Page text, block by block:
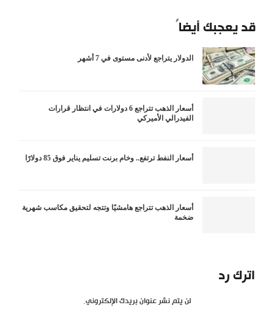
قد يعجبك أيضاً
الدولار يتراجع لأدنى مستوى في 7 أشهر
أسعار الذهب تتراجع 6 دولارات في انتظار قرارات
الفيدرالي الأميركي
أسعار النفط ترتفع.. وخام برنت تسليم يناير فوق 85 دولارًا
أسعار الذهب تتراجع هامشيًا وتتجه لتحقيق مكاسب شهرية
ضخمة
اترك رد
لن يتم نشر عنوان بريدك الإلكتروني.